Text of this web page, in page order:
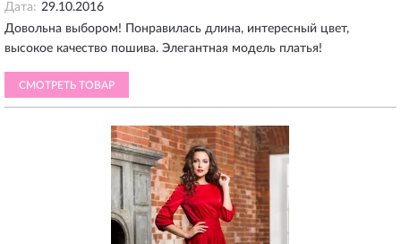
Дата: 29.10.2016
Довольна выбором! Понравилась длина, интересный цвет,
высокое качество пошива. Элегантная модель платья!
СМОТРЕТЬ ТОВАР